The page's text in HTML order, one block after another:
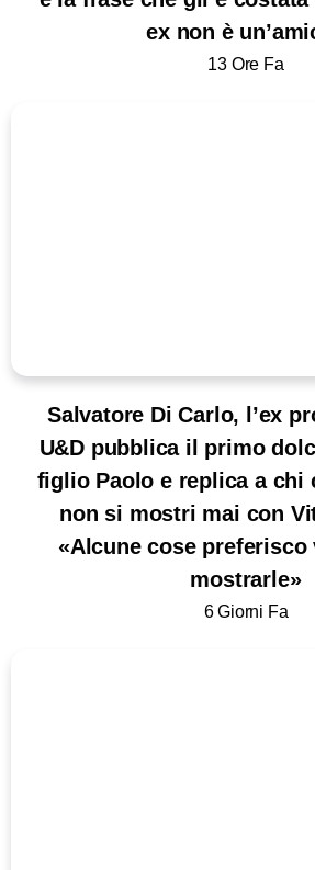
ex non è
13 Ore Fa
Salvatore Di Carlo, l’ex
U&D pubblica il primo
figlio Paolo e replica a chi
non si mostri mai con
«Alcune cose preferisco
mostrarle»
6 Giorni Fa